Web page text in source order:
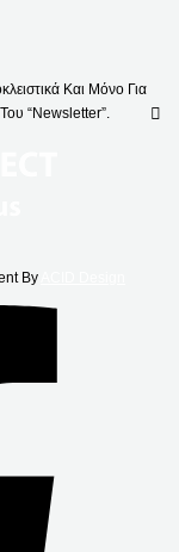
Και Μόνο Για
“Newsletter”.
By